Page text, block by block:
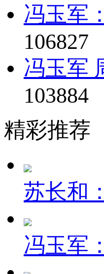
冯玉军
106827
冯玉军
103884
精彩推荐
苏长和
冯玉军